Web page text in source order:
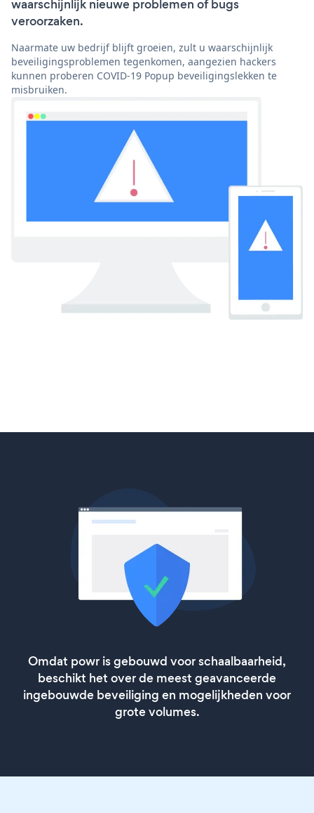
waarschijnlijk nieuwe problemen of bugs
veroorzaken.
Naarmate uw bedrijf blijft groeien, zult u waarschijnlijk
beveiligingsproblemen tegenkomen, aangezien hackers
kunnen proberen COVID-19 Popup beveiligingslekken te
misbruiken.
Omdat powr is gebouwd voor schaalbaarheid,
beschikt het over de meest geavanceerde
ingebouwde beveiliging en mogelijkheden voor
grote volumes.